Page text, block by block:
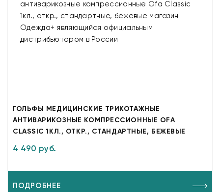
ГОЛЬФЫ МЕДИЦИНСКИЕ ТРИКОТАЖНЫЕ
АНТИВАРИКОЗНЫЕ КОМПРЕССИОННЫЕ OFA
CLASSIC 1КЛ., ОТКР., СТАНДАРТНЫЕ, БЕЖЕВЫЕ
4 490 руб.
ПОДРОБНЕЕ